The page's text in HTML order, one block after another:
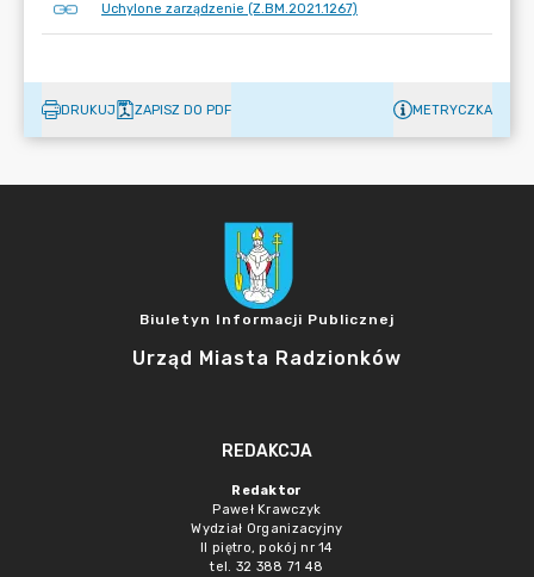
Uchylone zarządzenie (Z.BM.2021.1267)
DRUKUJ ZAPISZ DO PDF METRYCZKA
Biuletyn Informacji Publicznej
Urząd Miasta Radzionków
REDAKCJA
Redaktor
Paweł Krawczyk
Wydział Organizacyjny
II piętro, pokój nr 14
tel. 32 388 71 48